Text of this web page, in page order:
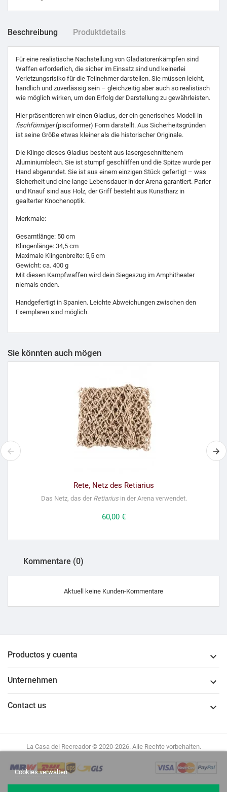
Beschreibung Produktdetails
Für eine realistische Nachstellung von Gladiatorenkämpfen sind
Waffen erforderlich, die sicher im Einsatz sind und keinerlei
Verletzungsrisiko für die Teilnehmer darstellen. Sie müssen leicht,
handlich und zuverlässig sein – gleichzeitig aber auch so realistisch
wie möglich wirken, um den Erfolg der Darstellung zu gewährleisten.
Hier präsentieren wir einen Gladius, der ein generisches Modell in
fischförmiger(pisciformer) Form darstellt. Aus Sicherheitsgründen
ist seine Größe etwas kleiner als die historischer Originale.
Die Klinge dieses Gladius besteht aus lasergeschnittenem
Aluminiumblech. Sie ist stumpf geschliffen und die Spitze wurde per
Hand abgerundet. Sie ist aus einem einzigen Stück gefertigt – was
Sicherheit und eine lange Lebensdauer in der Arena garantiert. Parier
und Knauf sind aus Holz, der Griff besteht aus Kunstharz in
gealterter Knochenoptik.
Merkmale:
Gesamtlänge: 50 cm
Klingenlänge: 34,5 cm
Maximale Klingenbreite: 5,5 cm
Gewicht: ca. 400 g
Mit diesen Kampfwaffen wird dein Siegeszug im Amphitheater
niemals enden.
Handgefertigt in Spanien. Leichte Abweichungen zwischen den
Exemplaren sind möglich.
Sie könnten auch mögen
Rete, Netz des Retiarius
Das Netz, das der Retiariusin der Arena verwendet.
Preis
60,00 €
Kommentare (0)
Aktuell keine Kunden-Kommentare
Productos y cuenta 
Unternehmen 
Contact us 
Cookies verwalten
La Casa del Recreador © 2020-2026. Alle Rechte vorbehalten.